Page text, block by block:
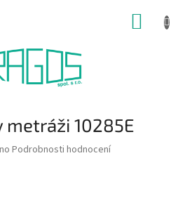
metráži 10285E
Podrobnosti hodnocení